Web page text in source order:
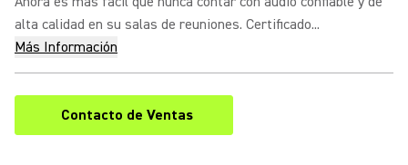
alta calidad en su salas de reuniones. Certificado...
Más Información
Contacto de Ventas